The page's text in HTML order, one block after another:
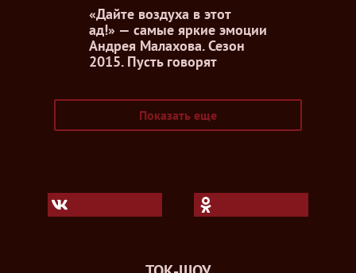
«Дайте воздуха в этот
ад!» — самые яркие эмоции
Андрея Малахова. Сезон
2015. Пусть говорят
Показать еще